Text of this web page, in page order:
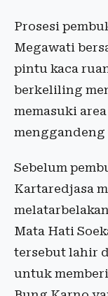
Prosesi
Megawati
pintu kaca
berkeliling
memasuki
menggandeng
Sebelum
Kartaredjasa
Mata Hati
tersebut lahir
untuk